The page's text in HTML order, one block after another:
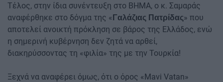
Τέλος, στην ίδια συνέντευξη στο ΒΗΜΑ, ο κ. Σαμαράς
αναφέρθηκε στο δόγμα της « Γαλάζιας Πατρίδας» που
αποτελεί ανοικτή πρόκληση σε βάρος της Ελλάδος, ενώ
η σημερινή κυβέρνηση δεν ζητά να αρθεί,
διακηρύσσοντας τη «φιλία» της με την Τουρκία!
Ξεχνά να αναφέρει όμως, ότι ο όρος «Mavi Vatan»